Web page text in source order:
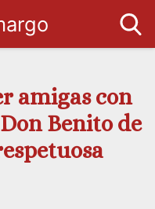
amigas con
Benito de